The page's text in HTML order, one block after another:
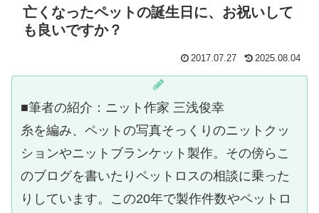
亡くなったペットの誕生日に、お祝いして
も良いですか？
2017.07.27 2025.08.04
■筆者の紹介：ニット作家 三浅俊幸
糸を編み、ペットの写真そっくりのニットクッ
ションやニットブランケット製作。その傍らこ
のブログを書いたりペットロスの相談に乗った
りしています。この20年で製作件数やペットロ